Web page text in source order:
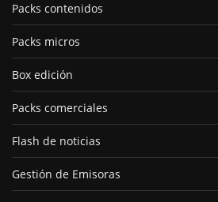
Packs contenidos
Packs micros
Box edición
Packs comerciales
Flash de noticias
Gestión de Emisoras